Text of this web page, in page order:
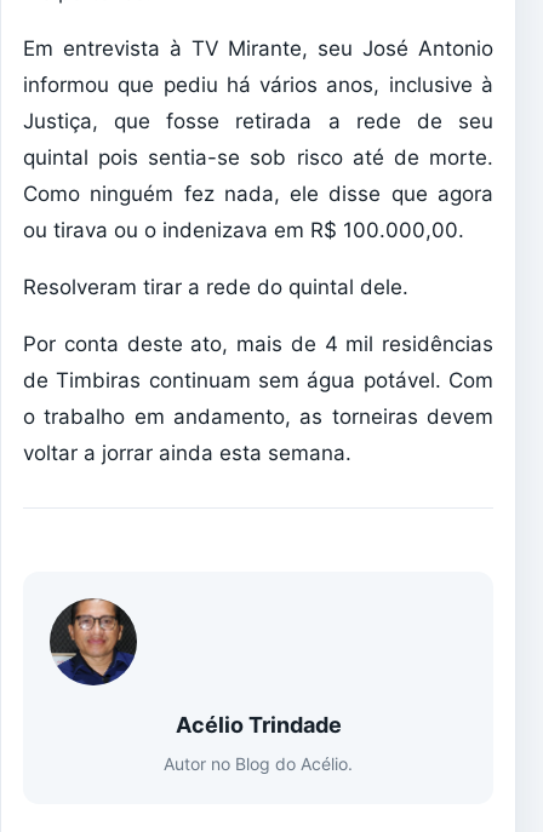
Em entrevista à TV Mirante, seu José Antonio
informou que pediu há vários anos, inclusive à
Justiça, que fosse retirada a rede de seu
quintal pois sentia-se sob risco até de morte.
Como ninguém fez nada, ele disse que agora
ou tirava ou o indenizava em R$ 100.000,00.
Resolveram tirar a rede do quintal dele.
Por conta deste ato, mais de 4 mil residências
de Timbiras continuam sem água potável. Com
o trabalho em andamento, as torneiras devem
voltar a jorrar ainda esta semana.
Acélio Trindade
Autor no Blog do Acélio.